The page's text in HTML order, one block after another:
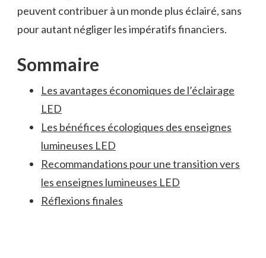
peuvent⁤ contribuer à un monde ⁣plus⁤ éclairé,‍ sans​
pour autant négliger ‌les impératifs‌ financiers.
Sommaire
Les avantages économiques de l’éclairage
LED
Les bénéfices écologiques ‍des enseignes
lumineuses LED
Recommandations pour ​une ‍transition vers
les enseignes lumineuses LED
Réflexions finales